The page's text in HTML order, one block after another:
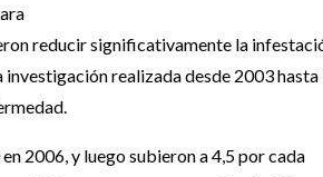
reducir significativamente la
investigación realizada desde 2003 hasta
2006, y luego subieron a 4,5 por cada